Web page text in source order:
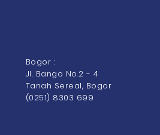
Bogor :
Jl. Bango No.2 - 4
Tanah Sereal, Bogor
(0251) 8303 699